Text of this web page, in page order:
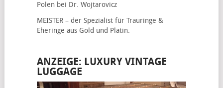
Polen bei Dr. Wojtarovicz
MEISTER – der Spezialist für Trauringe &
Eheringe aus Gold und Platin.
ANZEIGE: LUXURY VINTAGE
LUGGAGE